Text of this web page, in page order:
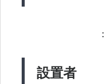
設置者
：